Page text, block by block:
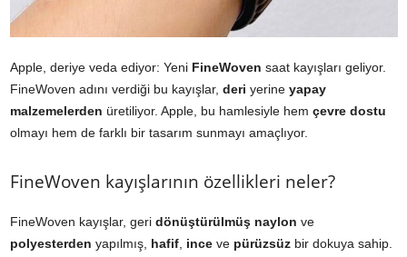
Apple, deriye veda ediyor: Yeni FineWoven saat kayışları geliyor.
FineWoven adını verdiği bu kayışlar, deri yerine yapay
malzemelerden üretiliyor. Apple, bu hamlesiyle hem çevre dostu
olmayı hem de farklı bir tasarım sunmayı amaçlıyor.
FineWoven kayışlarının özellikleri neler?
FineWoven kayışlar, geri dönüştürülmüş naylon ve
polyesterden yapılmış, hafif ince ve pürüzsüz bir dokuya sahip.